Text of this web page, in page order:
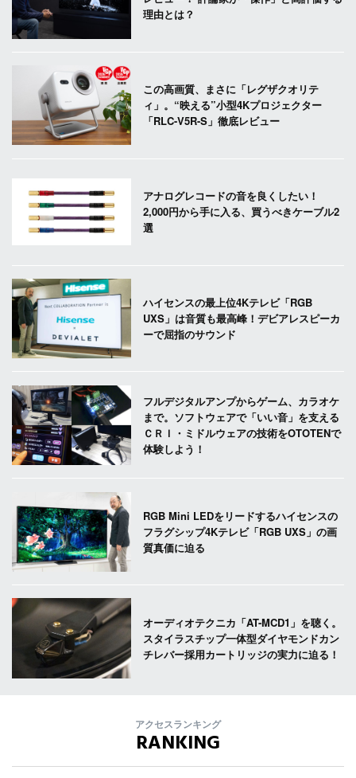
理由とは？
この高画質、まさに「レグザクオリテ
ィ」。“映える”小型4Kプロジェクター
「RLC-V5R-S」徹底レビュー
アナログレコードの音を良くしたい！
2,000円から手に入る、買うべきケーブル2
選
ハイセンスの最上位4Kテレビ「RGB
UXS」は音質も最高峰！デビアレスピーカ
ーで屈指のサウンド
フルデジタルアンプからゲーム、カラオケ
まで。ソフトウェアで「いい音」を支える
ＣＲＩ・ミドルウェアの技術をOTOTENで
体験しよう！
RGB Mini LEDをリードするハイセンスの
フラグシップ4Kテレビ「RGB UXS」の画
質真価に迫る
オーディオテクニカ「AT-MCD1」を聴く。
スタイラスチップ一体型ダイヤモンドカン
チレバー採用カートリッジの実力に迫る！
アクセスランキング
RANKING